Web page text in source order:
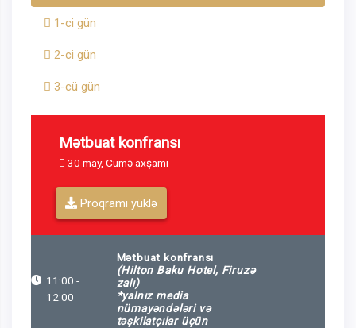
1-ci gün
2-ci gün
3-cü gün
Mətbuat konfransı
30 may, Cümə axşamı
Proqramı yüklə
11:00 -
12:00
Mətbuat konfransı
(Hilton Baku Hotel, Firuzə
zalı)
*yalnız media
nümayəndələri və
təşkilatçılar üçün